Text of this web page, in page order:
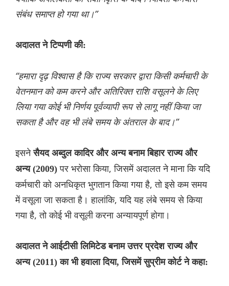
संबंध समाप्त हो गया था।”
अदालत ने टिप्पणी की:
“हमारा दृढ़ विश्वास है कि राज्य सरकार द्वारा किसी कर्मचारी के
वेतनमान को कम करने और अतिरिक्त राशि वसूलने के लिए
लिया गया कोई भी निर्णय पूर्वव्यापी रूप से लागू नहीं किया जा
सकता है और वह भी लंबे समय के अंतराल के बाद।”
इसनेसैयद अब्दुल कादिर और अन्य बनाम बिहार राज्य और
अन्य (2009)पर भरोसा किया, जिसमें अदालत ने माना कि यदि
कर्मचारी को अनधिकृत भुगतान किया गया है, तो इसे कम समय
में वसूला जा सकता है। हालांकि, यदि यह लंबे समय से किया
गया है, तो कोई भी वसूली करना अन्यायपूर्ण होगा।
अदालत ने आईटीसी लिमिटेड बनाम उत्तर प्रदेश राज्य और
अन्य (2011) का भी हवाला दिया, जिसमें सुप्रीम कोर्ट ने कहा: